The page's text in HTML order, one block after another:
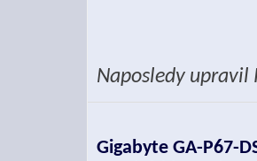
Naposledy upravil
Gigabyte GA-P67-